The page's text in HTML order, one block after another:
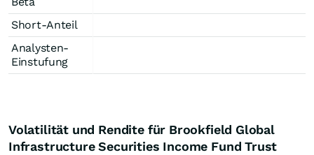
Short-Anteil
Analysten-
Einstufung
Volatilität und Rendite für Brookfield Global
Infrastructure Securities Income Fund Trust